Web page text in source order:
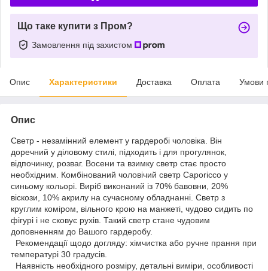
Що таке купити з Пром?
Замовлення під захистом
Опис Характеристики Доставка Оплата Умови
Опис
Светр - незамінний елемент у гардеробі чоловіка. Він
доречний у діловому стилі, підходить і для прогулянок,
відпочинку, розваг. Восени та взимку светр стає просто
необхідним. Комбінований чоловічий светр Caporicco у
синьому кольорі. Виріб виконаний із 70% бавовни, 20%
віскози, 10% акрилу на сучасному обладнанні. Светр з
круглим коміром, вільного крою на манжеті, чудово сидить по
фігурі і не сковує рухів. Такий светр стане чудовим
доповненням до Вашого гардеробу.
Рекомендації щодо догляду: хімчистка або ручне прання при
температурі 30 градусів.
Наявність необхідного розміру, детальні виміри, особливості